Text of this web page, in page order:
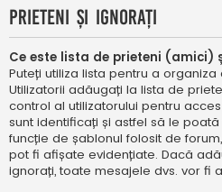
Prieteni și ignorați
Ce este lista de prieteni
Puteți utiliza lista pentru a organiza
Utilizatorii adăugați la lista de
control al utilizatorului pentru
sunt identificați și astfel să le
funcție de șablonul folosit de
pot fi afișate evidențiate. Dacă
ignorați, toate mesajele dvs. vor fi